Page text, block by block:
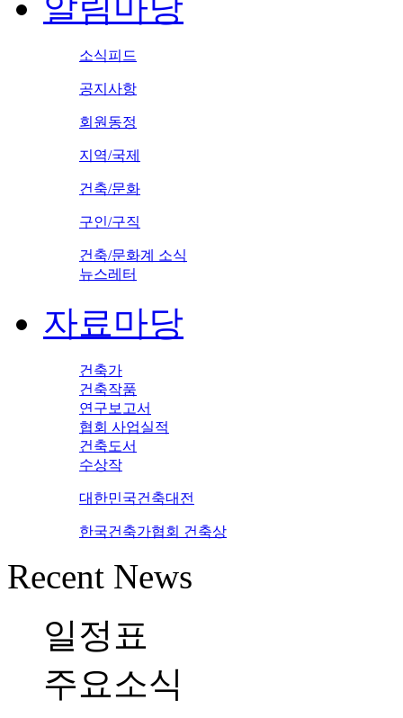
소식피드
공지사항
회원동정
지역/국제
건축/문화
구인/구직
건축/문화계 소식
뉴스레터
자료마당
건축가
건축작품
연구보고서
협회 사업실적
건축도서
수상작
대한민국건축대전
한국건축가협회 건축상
Recent News
일정표
주요소식